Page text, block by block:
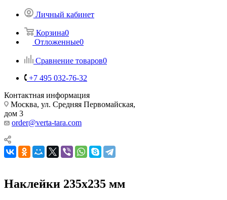
Личный кабинет
Корзина0
Отложенные0
Сравнение товаров0
+7 495 032-76-32
Контактная информация
Москва, ул. Средняя Первомайская,
дом 3
order@verta-tara.com
Наклейки 235х235 мм